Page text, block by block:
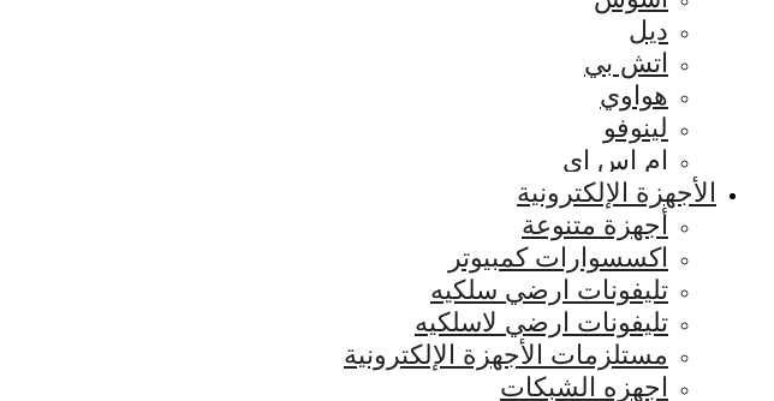
ديل
اتش بي
هواوي
لينوفو
ام اس اي
الأجهزة الإلكترونية
أجهزة متنوعة
اكسسوارات كمبيوتر
تليفونات ارضي سلكيه
تليفونات ارضي لاسلكيه
مستلزمات الأجهزة الإلكترونية
اجهزه الشبكات